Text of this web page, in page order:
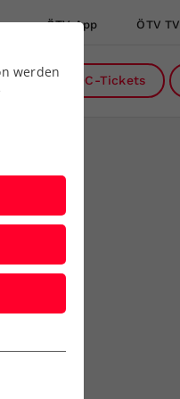
ÖTV App ÖTV TV
DC-Tickets
werden